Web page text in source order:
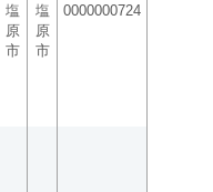
塩
原
市
塩
原
市
0000000724